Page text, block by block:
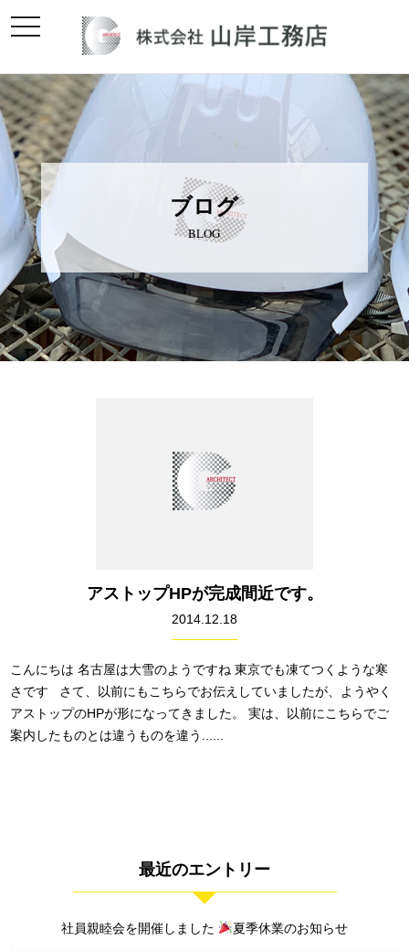
toggle
navigation
ブログ
BLOG
アストップHPが完成間近です。
2014.12.18
こんにちは 名古屋は大雪のようですね 東京でも凍てつくような寒
さです さて、以前にもこちらでお伝えしていましたが、ようやく
アストップのHPが形になってきました。 実は、以前にこちらでご
案内したものとは違うものを違う......
最近のエントリー
社員親睦会を開催しました 夏季休業のお知らせ